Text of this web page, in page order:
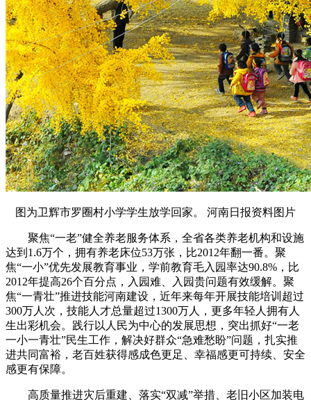
图为卫辉市罗圈村小学学生放学回家。 河南日报资料图片
聚焦“一老”健全养老服务体系，全省各类养老机构和设施
达到1.6万个，拥有养老床位53万张，比2012年翻一番。聚
焦“一小”优先发展教育事业，学前教育毛入园率达90.8%，比
2012年提高26个百分点，入园难、入园贵问题有效缓解。聚
焦“一青壮”推进技能河南建设，近年来每年开展技能培训超过
300万人次，技能人才总量超过1300万人，更多年轻人拥有人
生出彩机会。践行以人民为中心的发展思想，突出抓好“一老
一小一青壮”民生工作，解决好群众“急难愁盼”问题，扎实推
进共同富裕，老百姓获得感成色更足、幸福感更可持续、安全
感更有保障。
高质量推进灾后重建、落实“双减”举措、老旧小区加装电